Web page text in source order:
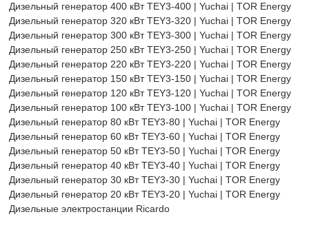
Дизельный генератор 400 кВт TEY3-400 | Yuchai | TOR Energy
Дизельный генератор 320 кВт TEY3-320 | Yuchai | TOR Energy
Дизельный генератор 300 кВт TEY3-300 | Yuchai | TOR Energy
Дизельный генератор 250 кВт TEY3-250 | Yuchai | TOR Energy
Дизельный генератор 220 кВт TEY3-220 | Yuchai | TOR Energy
Дизельный генератор 150 кВт TEY3-150 | Yuchai | TOR Energy
Дизельный генератор 120 кВт TEY3-120 | Yuchai | TOR Energy
Дизельный генератор 100 кВт TEY3-100 | Yuchai | TOR Energy
Дизельный генератор 80 кВт TEY3-80 | Yuchai | TOR Energy
Дизельный генератор 60 кВт TEY3-60 | Yuchai | TOR Energy
Дизельный генератор 50 кВт TEY3-50 | Yuchai | TOR Energy
Дизельный генератор 40 кВт TEY3-40 | Yuchai | TOR Energy
Дизельный генератор 30 кВт TEY3-30 | Yuchai | TOR Energy
Дизельный генератор 20 кВт TEY3-20 | Yuchai | TOR Energy
Дизельные электростанции Ricardo